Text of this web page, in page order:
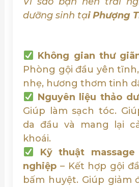
dưỡng sinh tại Phượng
Không gian thư
Phòng gội đầu yên
nhẹ, hương thơm tinh
Nguyên liệu thảo
Giúp làm sạch tóc.
da đầu và mang lại
khoái.
Kỹ thuật
nghiệp – Kết hợp gội
bấm huyệt. Giúp giảm